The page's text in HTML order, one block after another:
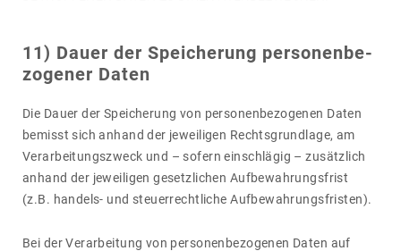
11) Dauer der Spei­che­rung perso­nen­be­
zo­gener Daten
Die Dauer der Spei­che­rung von perso­nen­be­zo­genen Daten
bemisst sich anhand der jewei­ligen Rechts­grund­lage, am
Verar­bei­tungs­zweck und – sofern einschlägig – zusätz­lich
anhand der jewei­ligen gesetz­li­chen Aufbe­wah­rungs­frist
(z.B. handels- und steu­er­recht­liche Aufbe­wah­rungs­fristen).
Bei der Verar­bei­tung von perso­nen­be­zo­genen Daten auf